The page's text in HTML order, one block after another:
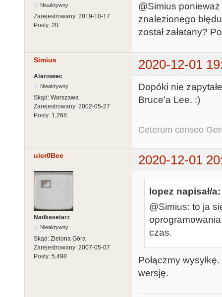
Nieaktywny
Zarejestrowany: 2019-10-17
Posty: 20
@Simius
znalezionego
został załatany?
Simius 2020-12-01
Atarowiec
Nieaktywny
Skąd: Warszawa
Zarejestrowany: 2002-05-27
Posty: 1,268
Dopóki nie
Bruce'a Lee. :)
Ceterum censeo
uicr0Bee 2020-12-01
Nadkasetarz
Nieaktywny
Skąd: Zielona Góra
Zarejestrowany: 2007-05-07
Posty: 5,498
lopez napisał/a:
@Simius: to ja
czas.
Połączmy
wersję.